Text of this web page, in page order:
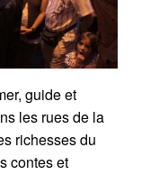
guide et
les rues de la
richesses du
contes et